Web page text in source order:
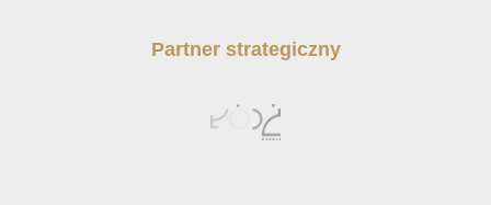
Partner strategiczny